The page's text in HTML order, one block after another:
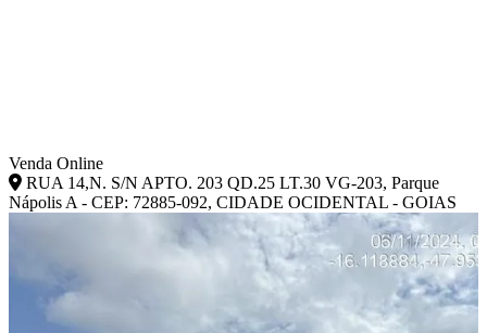
Venda Online
RUA 14,N. S/N APTO. 203 QD.25 LT.30 VG-203, Parque
Nápolis A - CEP: 72885-092, CIDADE OCIDENTAL - GOIAS